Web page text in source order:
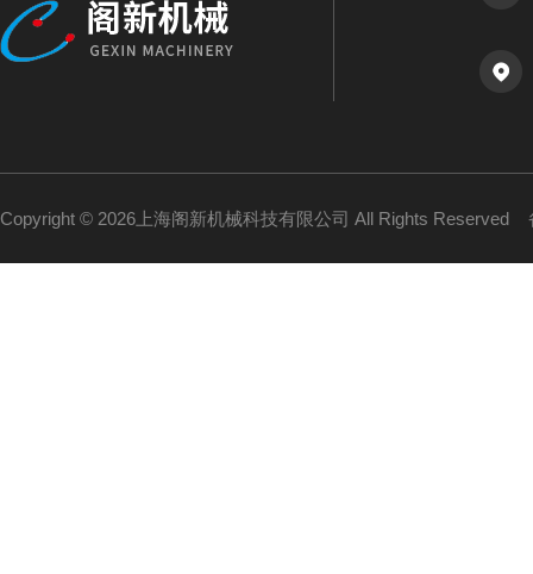
Copyright © 2026上海阁新机械科技有限公司 All Rights Reserved